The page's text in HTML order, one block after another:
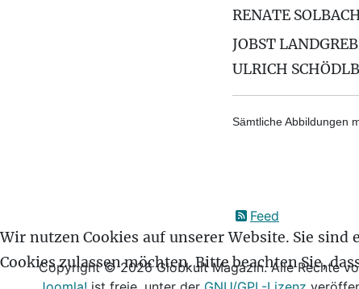
RENATE
JOBST
ULRICH
Sämtliche Abbildungen
Feed
Copyright © 2026 Globkult Magazin. Alle Rechte
Wir nutzen Cookies auf unserer Website. Sie
Cookies zulassen möchten. Bitte beachten Sie,